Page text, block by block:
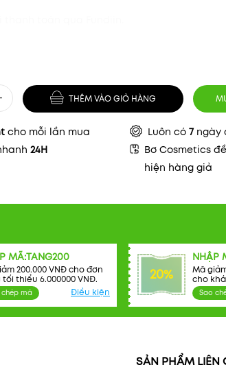
THÊM VÀO GIỎ HÀNG
cho mỗi lần mua Luôn có 7 ngày
24H Bơ Cosmetics
hiện hàng giả
MÃ:TANG200
200.000 VNĐ cho đơn
thiểu 6.000000 VNĐ.
chép mã Điều kiện
20%
NHẬP
Mã
cho
Sao
SẢN PHẨM LIÊN